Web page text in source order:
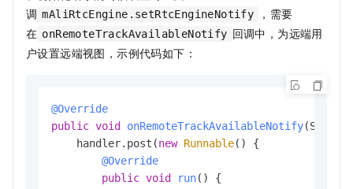
调 mAliRtcEngine.setRtcEngineNotify
，需要
在 onRemoteTrackAvailableNotify 回调中，为远端用
户设置远端视图，示例代码如下：
@Override
public void onRemoteTrackAvailableNotify(String
    handler.post(
new Runnable() {
@Override
public void run()
{